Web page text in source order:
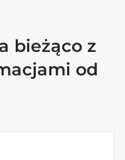
bieżąco z
od